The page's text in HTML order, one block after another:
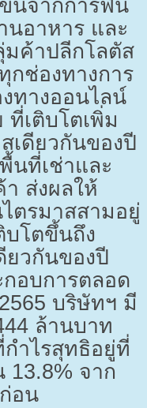
นจากการฟื้น
นอาหาร และ
มค้าปลีกโลตัส
กช่องทางการ
ทางออนไลน์
ที่เติบโตเพิ่ม
เดียวกันของปี
นที่เช่าและ
ส่งผลให้
ตรมาสสามอยู่
บโตขึ้นถึง
ยวกันของปี
อบการตลอด
2565 บริษัทฯ มี
ล้านบาท
ำไรสุทธิอยู่ที่
13.8% จาก
อน